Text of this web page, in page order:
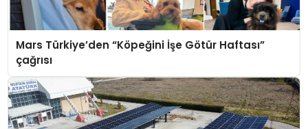
Mars Türkiye’den “Köpeğini İşe Götür Haftası”
çağrısı